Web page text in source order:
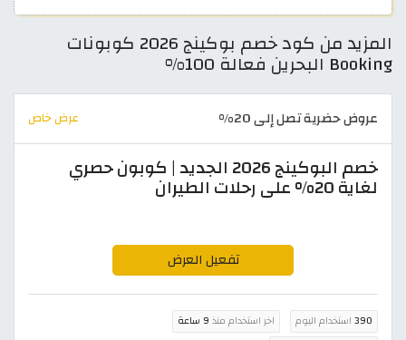
المزيد من كود خصم بوكينج 2026 كوبونات
Booking البحرين فعالة 100%
عروض حضرية تصل إلى 20% عرض خاص
خصم البوكينج 2026 الجديد | كوبون حصري
لغاية 20% على رحلات الطيران
تفعيل العرض
390 استخدام اليوم اخر استخدام منذ 9 ساعة